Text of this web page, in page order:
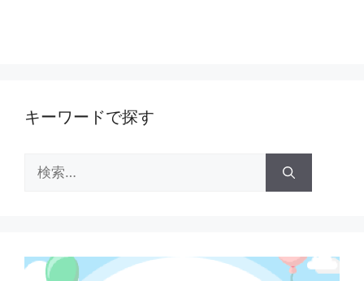
キーワードで探す
索: